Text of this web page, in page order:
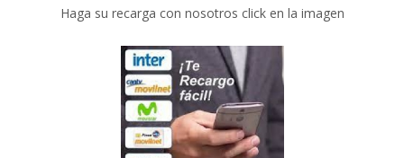
Haga su recarga con nosotros click en la imagen